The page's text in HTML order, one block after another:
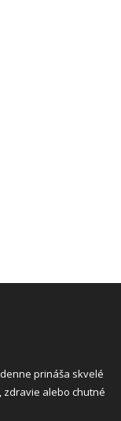
prináša skvelé
alebo chutné